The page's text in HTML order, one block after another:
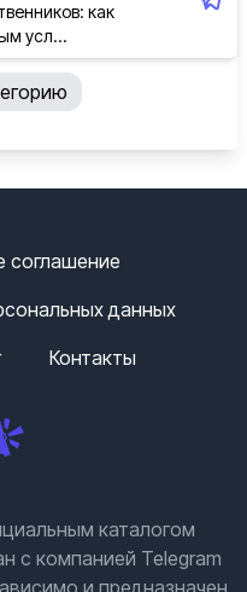
как
усл...
соглашение
данных
Контакты
каталогом
с компанией Telegram
и предназначен